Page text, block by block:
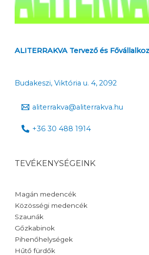
ALITERRAKVA Tervező és
Budakeszi, Viktória u. 4, 2092
aliterrakva@aliterrakva.hu
+36 30 488 1914
TEVÉKENYSÉGEINK
Magán medencék
Közösségi medencék
Szaunák
Gőzkabinok
Pihenőhelységek
Hűtő fürdők